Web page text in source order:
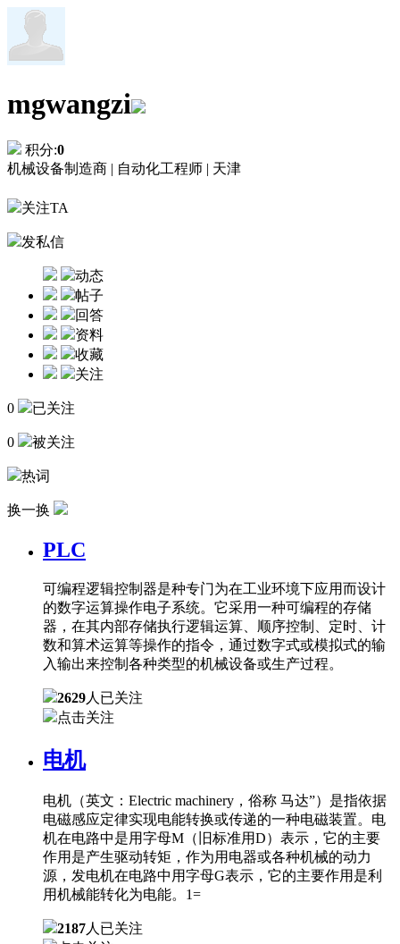
mgwangzi
积分:0
机械设备制造商 | 自动化工程师 | 天津
关注TA
发私信
动态
帖子
回答
资料
收藏
关注
0 已关注
0 被关注
热词
换一换
PLC
可编程逻辑控制器是种专门为在工业环境下应用而设计
的数字运算操作电子系统。它采用一种可编程的存储
器，在其内部存储执行逻辑运算、顺序控制、定时、计
数和算术运算等操作的指令，通过数字式或模拟式的输
入输出来控制各种类型的机械设备或生产过程。
2629人已关注
点击关注
电机
电机（英文：Electric machinery，俗称 马达”）是指依据
电磁感应定律实现电能转换或传递的一种电磁装置。电
机在电路中是用字母M（旧标准用D）表示，它的主要
作用是产生驱动转矩，作为用电器或各种机械的动力
源，发电机在电路中用字母G表示，它的主要作用是利
用机械能转化为电能。1=
2187人已关注